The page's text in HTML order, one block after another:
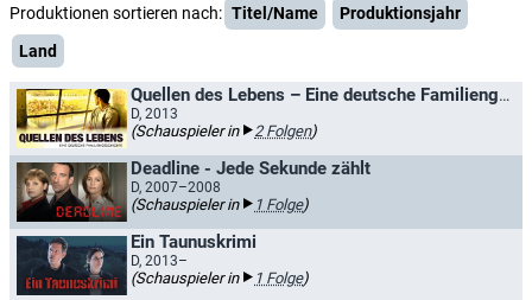
Produktionen sortieren nach: Titel/Name
Produktionsjahr
Land
Quellen des Lebens – Eine deutsche Familiengeschichte
D, 2013
(Schauspieler in 2 Folgen)
Deadline - Jede Sekunde zählt
D, 2007–2008
(Schauspieler in 1 Folge)
Ein Taunuskrimi
D, 2013–
(Schauspieler in 1 Folge)